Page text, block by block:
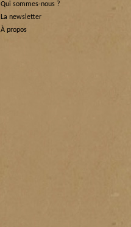
Qui sommes-nous ?
La newsletter
À propos